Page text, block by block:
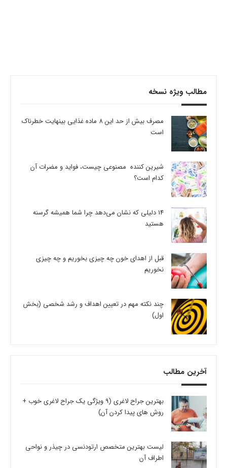
مطالب ویژه نسخه
مصرف بیش از حد این 8 ماده غذایی بینهایت خطرناک
است
شیرین کننده مصنوعی چیست، فواید و مضرات آن
کدام است؟
14 دلیلی که نشان می‌دهد چرا شما همیشه گرسنه
هستید
قبل از اهدای خون چه چیزی بخوریم و چه چیزی
نخوریم
چند نکته مهم در تعیین اهداف و رشد شخصی (بخش
اول)
آخرین مطالب
بهترین جراح لاغری (9 ویژگی یک جراح لاغری خوب +
روش های پیدا کردن آن)
لیست بهترین متخصص ارتودنسی در چیذر و نواحی
اطراف آن